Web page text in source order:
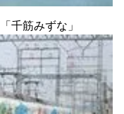
」